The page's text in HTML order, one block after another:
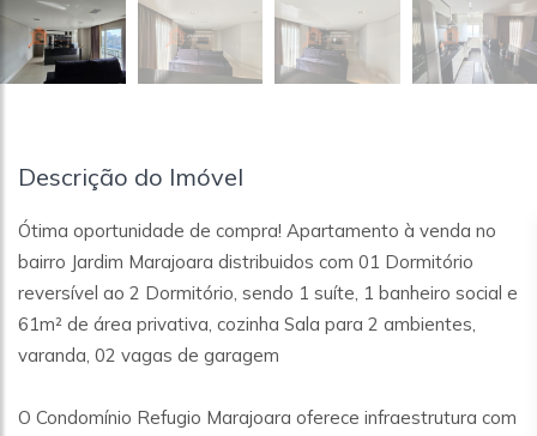
Descrição do Imóvel
Ótima oportunidade de compra! Apartamento à venda no
bairro Jardim Marajoara distribuidos com 01 Dormitório
reversível ao 2 Dormitório, sendo 1 suíte, 1 banheiro social e
61m² de área privativa, cozinha Sala para 2 ambientes,
varanda, 02 vagas de garagem
O Condomínio Refugio Marajoara oferece infraestrutura com